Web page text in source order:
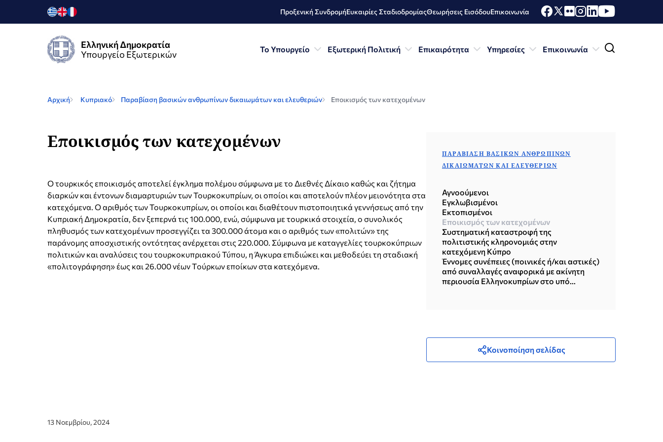
Προξενική ΣυνδρομήΕυκαιρίες ΣταδιοδρομίαςΘεωρήσεις ΕισόδουΕπικοινωνία
Ελληνική Δημοκρατία
Υπουργείο Εξωτερικών
Το Υπουργείο Εξωτερική Πολιτική Επικαιρότητα Υπηρεσίες Επικοινωνία
Αρχική Κυπριακό Παραβίαση βασικών ανθρωπίνων δικαιωμάτων και ελευθεριών Εποικισμός των κατεχομένων
Εποικισμός των κατεχομένων
Ο τουρκικός εποικισμός αποτελεί έγκλημα πολέμου σύμφωνα με το Διεθνές Δίκαιο καθώς και ζήτημα
διαρκών και έντονων διαμαρτυριών των Τουρκοκυπρίων, οι οποίοι και αποτελούν πλέον μειονότητα στα
κατεχόμενα. Ο αριθμός των Τουρκοκυπρίων, οι οποίοι και διαθέτουν πιστοποιητικά γεννήσεως από την
Κυπριακή Δημοκρατία, δεν ξεπερνά τις 100.000, ενώ, σύμφωνα με τουρκικά στοιχεία, ο συνολικός
πληθυσμός των κατεχομένων προσεγγίζει τα 300.000 άτομα και ο αριθμός των «πολιτών» της
παράνομης αποσχιστικής οντότητας ανέρχεται στις 220.000. Σύμφωνα με καταγγελίες τουρκοκύπριων
πολιτικών και αναλύσεις του τουρκοκυπριακού Τύπου, η Άγκυρα επιδιώκει και μεθοδεύει τη σταδιακή
«πολιτογράφηση» έως και 26.000 νέων Tούρκων εποίκων στα κατεχόμενα.
ΠΑΡΑΒΊΑΣΗ ΒΑΣΙΚΏΝ ΑΝΘΡΩΠΊΝΩΝ
ΔΙΚΑΙΩΜΆΤΩΝ ΚΑΙ ΕΛΕΥΘΕΡΙΏΝ
Αγνοούμενοι
Εγκλωβισμένοι
Εκτοπισμένοι
Εποικισμός των κατεχομένων
Συστηματική καταστροφή της
πολιτιστικής κληρονομιάς στην
κατεχόμενη Κύπρο
Έννομες συνέπειες (ποινικές ή/και αστικές)
από συναλλαγές αναφορικά με ακίνητη
περιουσία Ελληνοκυπρίων στο υπό
Κοινοποίηση σελίδας
13 Νοεμβρίου, 2024